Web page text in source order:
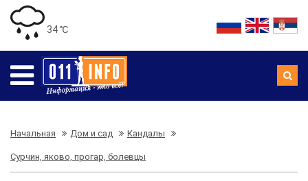
34 ℃
Начальная Дом и сад Кандалы
Сурчин, яково, прогар, болевцы